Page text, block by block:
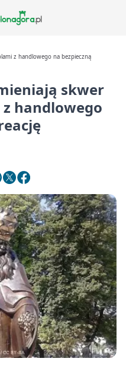
z handlowego na bezpieczną
skwer
handlowego